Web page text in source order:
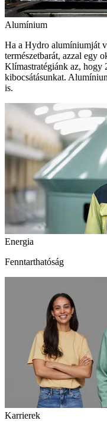
Alumínium
Ha a Hydro alumíniumját
természetbarát, azzal egy
Klímastratégiánk az, hogy
kibocsátásunkat.
is.
Energia
Fenntarthatóság
Karrierek